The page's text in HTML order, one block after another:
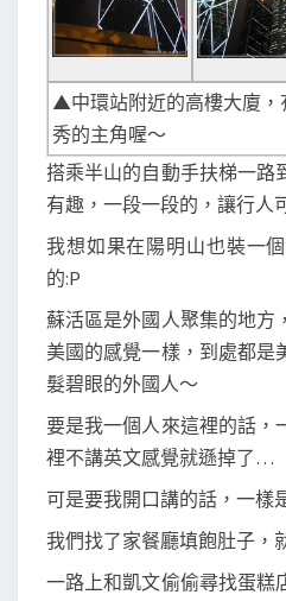
▲中環站附近的高樓大廈，
秀的主角喔～
搭乘半山的自動手扶梯一路
有趣，一段一段的，讓行人
我想如果在陽明山也裝一
的:P
蘇活區是外國人聚集的地方
美國的感覺一樣，到處都是
髮碧眼的外國人～
要是我一個人來這裡的話，
裡不講英文感覺就遜掉了…
可是要我開口講的話，一
我們找了家餐廳填飽肚子，
一路上和凱文偷偷尋找蛋糕